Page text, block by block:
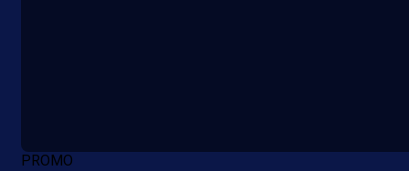
PROMO